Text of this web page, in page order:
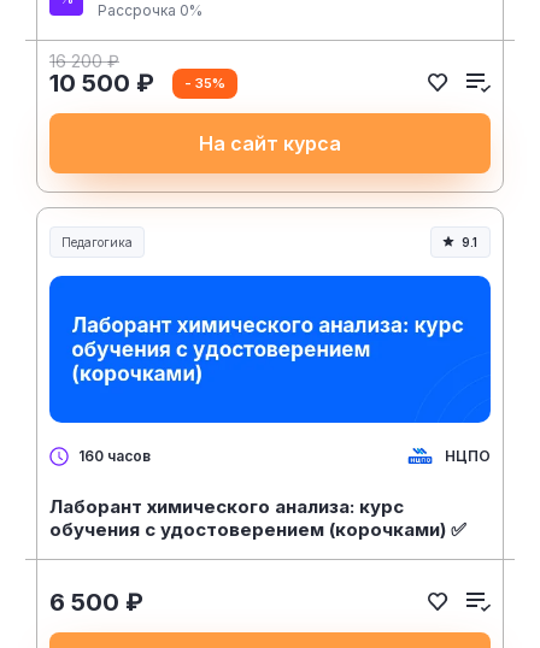
Рассрочка 0%
16 200 ₽
10 500 ₽ - 35%
На сайт курса
Педагогика
Образование и педагогика
9.1
160 часов НЦПО
Лаборант химического анализа: курс
обучения с удостоверением (корочками) ✅
6 500 ₽